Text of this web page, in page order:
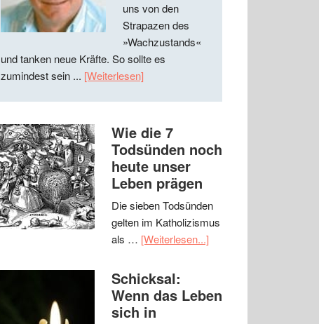
uns von den
Strapazen des
»Wachzustands«
und tanken neue Kräfte. So sollte es
zumindest sein ... [Weiterlesen]
Wie die 7
Todsünden noch
heute unser
Leben prägen
Die sieben Todsünden
gelten im Katholizismus
als … [Weiterlesen...]
Schicksal:
Wenn das Leben
sich in